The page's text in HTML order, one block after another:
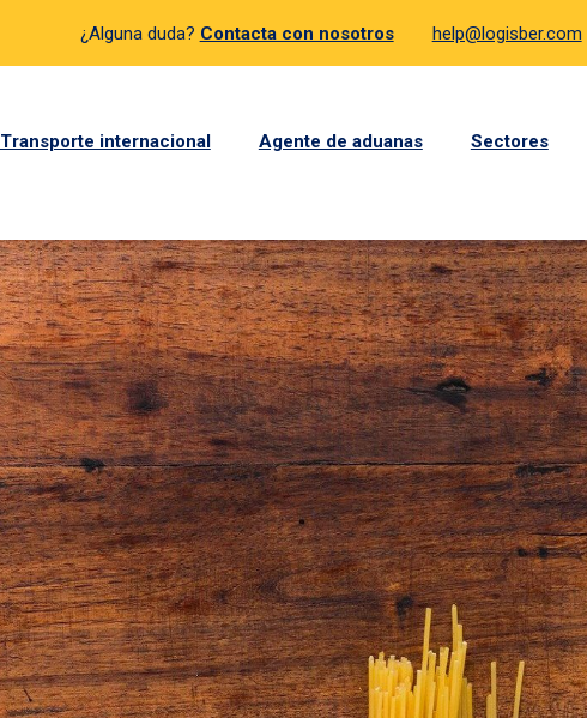
¿Alguna duda? Contacta con nosotros help@logisber.com
Transporte internacional Agente de aduanas Sectores